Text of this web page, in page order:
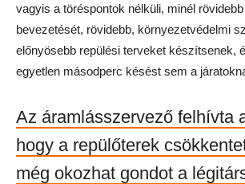
vagyis a töréspontok nélküli, minél
bevezetését, rövidebb, környezetvédelmi
előnyösebb repülési terveket készítsenek,
egyetlen másodperc késést sem a
Az áramlásszervező felhívta
hogy a repülőterek
még okozhat gondot a